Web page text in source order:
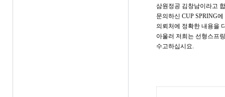
삼원정공 김창남이라고
문의하신 CUP SPRING
의뢰처에 정확한 내용을
아울러 저희는 선형스프
수고하십시요.